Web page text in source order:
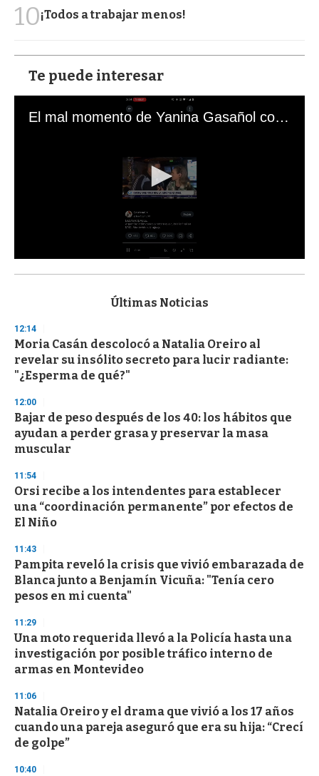
10¡Todos a trabajar menos!
Te puede interesar
El mal momento de Yanina Gasañol con un hincha argentino en "Subrayado"
s
d
s
o
f
s
e
c
o
n
s
Últimas Noticias
12:14
Moria Casán descolocó a Natalia Oreiro al
revelar su insólito secreto para lucir radiante:
"¿Esperma de qué?"
12:00
Bajar de peso después de los 40: los hábitos que
ayudan a perder grasa y preservar la masa
muscular
11:54
Orsi recibe a los intendentes para establecer
una “coordinación permanente” por efectos de
El Niño
11:43
Pampita reveló la crisis que vivió embarazada de
Blanca junto a Benjamín Vicuña: "Tenía cero
pesos en mi cuenta"
11:29
Una moto requerida llevó a la Policía hasta una
investigación por posible tráfico interno de
armas en Montevideo
11:06
Natalia Oreiro y el drama que vivió a los 17 años
cuando una pareja aseguró que era su hija: “Crecí
de golpe”
10:40